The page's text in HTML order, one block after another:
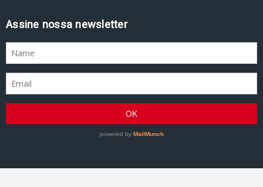
Assine nossa newsletter